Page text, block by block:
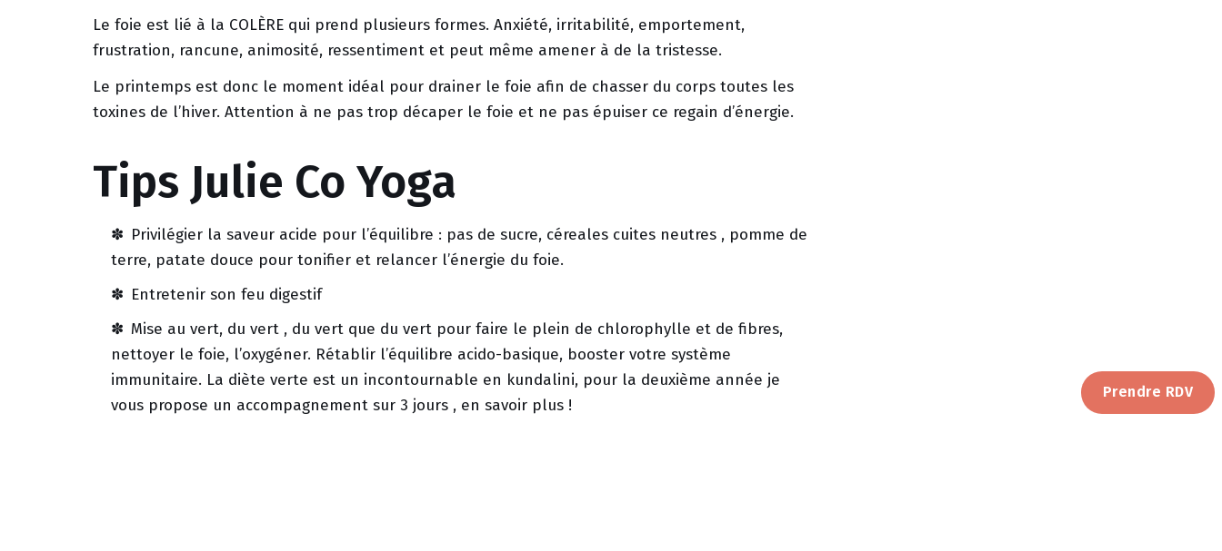
Le foie est lié à la COLÈRE qui prend plusieurs formes. Anxiété, irritabilité, emportement,
frustration, rancune, animosité, ressentiment et peut même amener à de la tristesse.
Le printemps est donc le moment idéal pour drainer le foie afin de chasser du corps toutes les
toxines de l’hiver. Attention à ne pas trop décaper le foie et ne pas épuiser ce regain d’énergie.
Tips Julie Co Yoga
Privilégier la saveur acide pour l’équilibre : pas de sucre, céreales cuites neutres , pomme de
terre, patate douce pour tonifier et relancer l’énergie du foie.
Entretenir son feu digestif
Mise au vert, du vert , du vert que du vert pour faire le plein de chlorophylle et de fibres,
nettoyer le foie, l’oxygéner. Rétablir l’équilibre acido-basique, booster votre système
immunitaire. La diète verte est un incontournable en kundalini, pour la deuxième année je
vous propose un accompagnement sur 3 jours , en savoir plus !
Prendre RDV